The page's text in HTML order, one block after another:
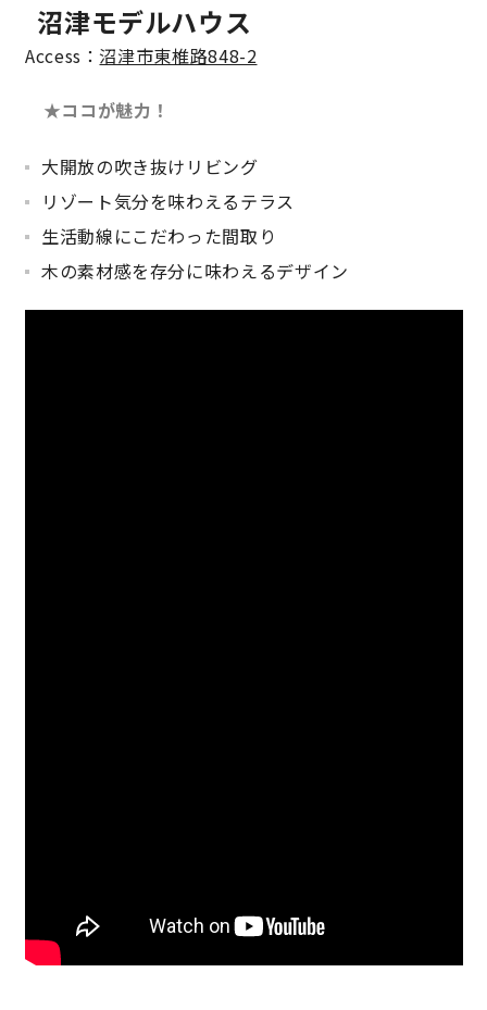
沼津モデルハウス
Access： 沼津市東椎路848-2
★ココが魅力！
大開放の吹き抜けリビング
リゾート気分を味わえるテラス
生活動線にこだわった間取り
木の素材感を存分に味わえるデザイン